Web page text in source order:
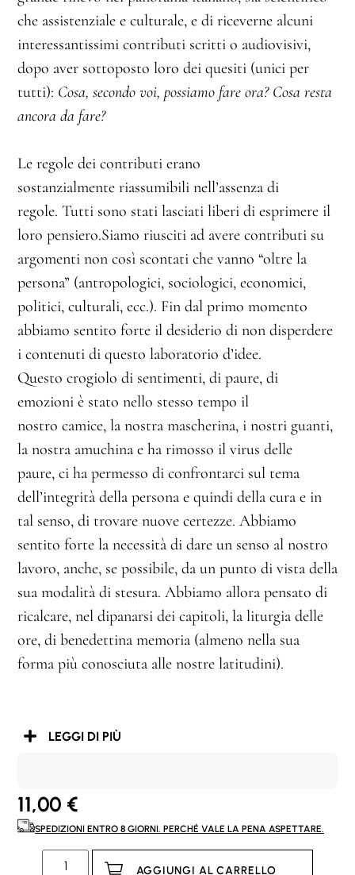
che assistenziale e culturale, e di riceverne alcuni
interessantissimi contributi scritti o audiovisivi,
dopo aver sottoposto loro dei quesiti (unici per
tutti): Cosa, secondo voi, possiamo fare ora? Cosa resta
ancora da fare?
Le regole dei contributi erano
sostanzialmente riassumibili nell’assenza di
regole. Tutti sono stati lasciati liberi di esprimere il
loro pensiero.Siamo riusciti ad avere contributi su
argomenti non così scontati che vanno “oltre la
persona” (antropologici, sociologici, economici,
politici, culturali, ecc.). Fin dal primo momento
abbiamo sentito forte il desiderio di non disperdere
i contenuti di questo laboratorio d’idee.
Questo crogiolo di sentimenti, di paure, di
emozioni è stato nello stesso tempo il
nostro camice, la nostra mascherina, i nostri guanti,
la nostra amuchina e ha rimosso il virus delle
paure, ci ha permesso di confrontarci sul tema
dell’integrità della persona e quindi della cura e in
tal senso, di trovare nuove certezze. Abbiamo
sentito forte la necessità di dare un senso al nostro
lavoro, anche, se possibile, da un punto di vista della
sua modalità di stesura. Abbiamo allora pensato di
ricalcare, nel dipanarsi dei capitoli, la liturgia delle
ore, di benedettina memoria (almeno nella sua
forma più conosciuta alle nostre latitudini).
LEGGI DI PIÙ
11,00 €
SPEDIZIONI ENTRO 8 GIORNI. PERCHÉ VALE LA PENA ASPETTARE.
AGGIUNGI AL CARRELLO